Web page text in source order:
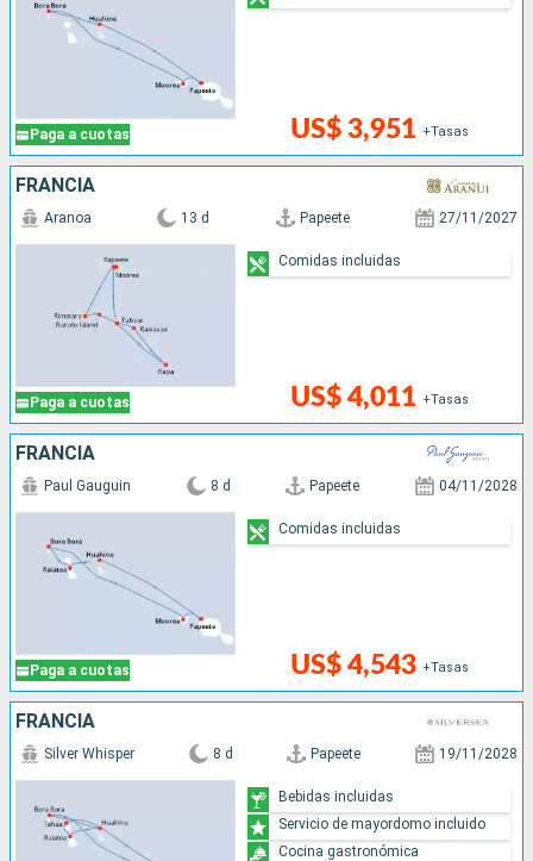
Paga a cuotas US$ 3,951 +Tasas
FRANCIA
Paga a cuotas
Aranoa 13 d Papeete 27/11/2027
US$ 4,011 +Tasas
Comidas incluidas
FRANCIA
Paga a cuotas
Paul Gauguin 8 d Papeete 04/11/2028
US$ 4,543 +Tasas
Comidas incluidas
FRANCIA
Silver Whisper 8 d Papeete 19/11/2028
Bebidas incluidas
Servicio de mayordomo incluido
Cocina gastronómica